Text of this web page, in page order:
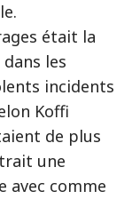
était la
les
incidents
Koffi
de plus
une
avec comme